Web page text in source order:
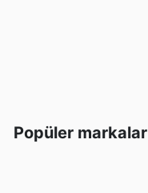
Popüler markalar